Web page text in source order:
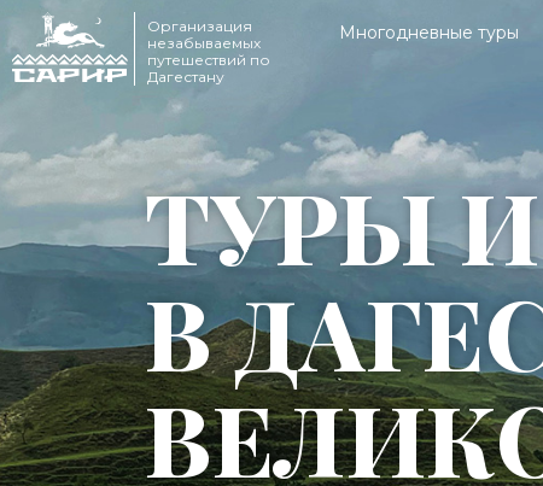
Организация
незабываемых
путешествий по
Дагестану
Многодневные туры
ТУРЫ
В